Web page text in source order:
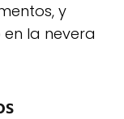
y
la nevera